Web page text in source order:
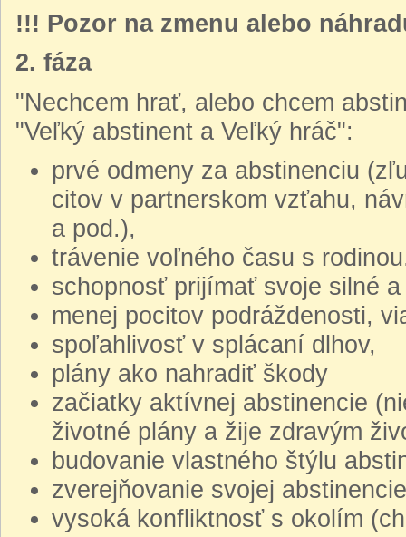
!!! Pozor na zmenu alebo
2. fáza
"Nechcem hrať, alebo chcem
"Veľký abstinent a Veľký hráč":
prvé odmeny za abstinenciu
citov v partnerskom vzťahu,
a pod.),
trávenie voľného času s
schopnosť prijímať svoje silné
menej pocitov podráždenosti,
spoľahlivosť v splácaní dlhov,
plány ako nahradiť škody
začiatky aktívnej abstinencie
životné plány a žije zdravým
budovanie vlastného štýlu
zverejňovanie svojej
vysoká konfliktnosť s okolím